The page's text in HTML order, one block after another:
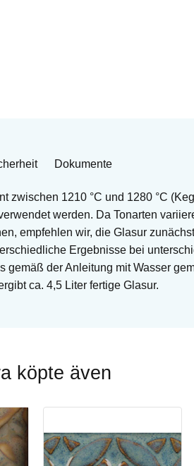
Dokumente
zwischen 1210 °C und 1280 °C
werden. Da Tonarten
empfehlen wir, die Glasur
Ergebnisse bei
gemäß der Anleitung mit Wasser
ca. 4,5 Liter fertige Glasur.
köpte även